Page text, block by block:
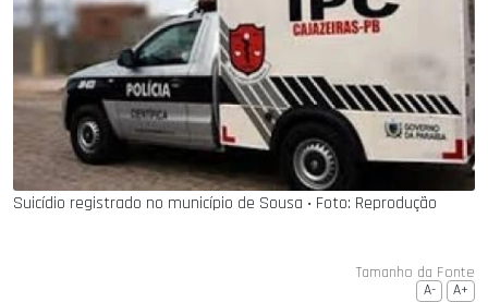
Suicídio registrado no município de Sousa ‧ Foto: Reprodução
Tamanho da Fonte
A- A+